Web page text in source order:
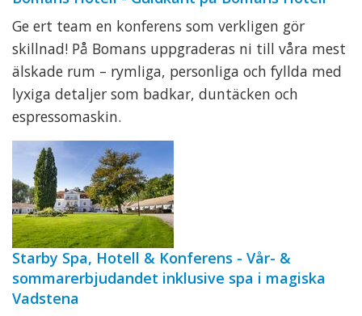
Ge ert team en konferens som verkligen gör
skillnad! På Bomans uppgraderas ni till våra mest
älskade rum – rymliga, personliga och fyllda med
lyxiga detaljer som badkar, duntäcken och
espressomaskin.
Starby Spa, Hotell & Konferens - Vår- &
sommarerbjudandet inklusive spa i magiska
Vadstena